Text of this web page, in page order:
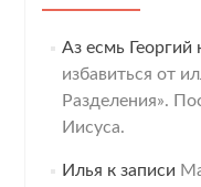
Аз есмь Георгий
избавиться от
Разделения».
Иисуса.
Илья к записи